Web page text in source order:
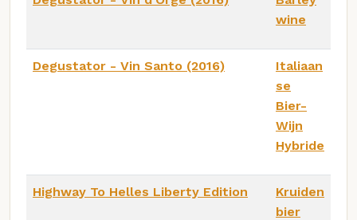
wine
Degustator - Vin Santo (2016)
Italiaan
se
Bier-
Wijn
Hybride
Highway To Helles Liberty Edition
Kruiden
bier